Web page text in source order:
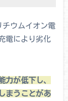
チウムイオン電
電により劣化
力が低下し、
まうことがあ